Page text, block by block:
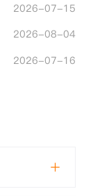
2026-07-15
2026-08-04
2026-07-16